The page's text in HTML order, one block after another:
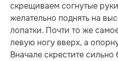
скрещиваем согнутые
желательно поднять на
лопатки. Почти то же
левую ногу вверх, а
Вначале скрестите сильно